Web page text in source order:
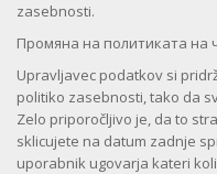
zasebnosti.
Промяна на политиката на
Upravljavec podatkov si
politiko zasebnosti, tako da
Zelo priporočljivo je, da to
sklicujete na datum zadnje
uporabnik ugovarja kateri